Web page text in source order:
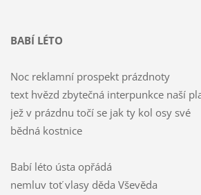
BABÍ LÉTO
Noc reklamní prospekt prázdnoty
text hvězd zbytečná interpunkce naší
jež v prázdnu točí se jak ty kol osy své
bědná kostnice
Babí léto ústa opřádá
nemluv toť vlasy děda Vševěda